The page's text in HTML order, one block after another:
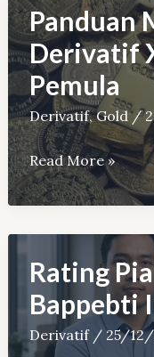
Memahami
Perbedaannya
Panduan
Derivatif
Pemula
Derivatif,Gold/
Panduan
Memahami
Emas
Derivatif
XAUUSD
untuk
Pemula
Read More »
Rating
Bappebti
Derivatif/ 25/12/